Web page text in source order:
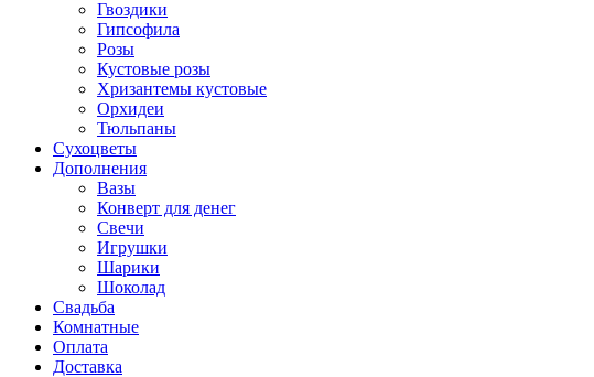
Гвоздики
Гипсофила
Розы
Кустовые розы
Хризантемы кустовые
Орхидеи
Тюльпаны
Сухоцветы
Дополнения
Вазы
Конверт для денег
Свечи
Игрушки
Шарики
Шоколад
Свадьба
Комнатные
Оплата
Доставка